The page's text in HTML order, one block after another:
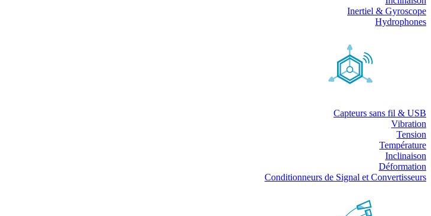
Inertiel & Gyroscope
Hydrophones
Capteurs sans fil & USB
Vibration
Tension
Température
Inclinaison
Déformation
Conditionneurs de Signal et Convertisseurs